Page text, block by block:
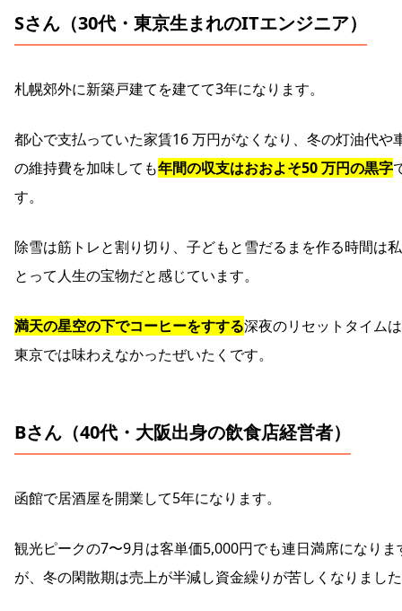
Sさん（30代・東京生まれのITエンジニア）
札幌郊外に新築戸建てを建てて3年になります。
都心で支払っていた家賃16 万円がなくなり、冬の灯油代や
の維持費を加味しても年間の収支はおおよそ50 万円の黒字
す。
除雪は筋トレと割り切り、子どもと雪だるまを作る時間は
とって人生の宝物だと感じています。
満天の星空の下でコーヒーをすする深夜のリセットタイム
東京では味わえなかったぜいたくです。
Bさん（40代・大阪出身の飲食店経営者）
函館で居酒屋を開業して5年になります。
観光ピークの7〜9月は客単価5,000円でも連日満席になりま
が、冬の閑散期は売上が半減し資金繰りが苦しくなりまし